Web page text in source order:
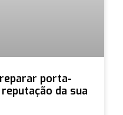
porta-
da sua